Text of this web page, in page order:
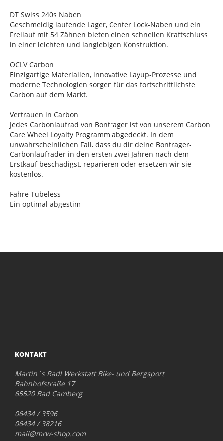
DT Swiss 240s Naben
Geschmeidig laufende Lager, Center Lock-Naben und ein
Freilauf mit 54 Zähnen bieten einen schnellen Kraftschluss
in einer leichten und langlebigen Konstruktion.
OCLV Carbon
Einzigartige Materialien, innovative Layup-Prozesse und
moderne Technologien sorgen für das fortschrittlichste
Carbon auf dem Markt.
Vertrauen in Carbon
Jedes Carbonlaufrad von Bontrager ist von unserem Carbon
Care Wheel Loyalty Programm abgedeckt. In dem
unwahrscheinlichen Fall, dass du dir deine Bontrager-
Carbonlaufräder in den ersten zwei Jahren nach dem
Erstkauf beschädigst, reparieren oder ersetzen wir sie
kostenlos.
Fahre Tubeless
Ein optimal abgestim
KONTAKT
Martin´s Radl Werkstatt Bike- und Bergsport
Bahnhofstraße 17
65520 Bad Camberg
06434 / 3596
06434 / 38216
mail@mrw-shop.com